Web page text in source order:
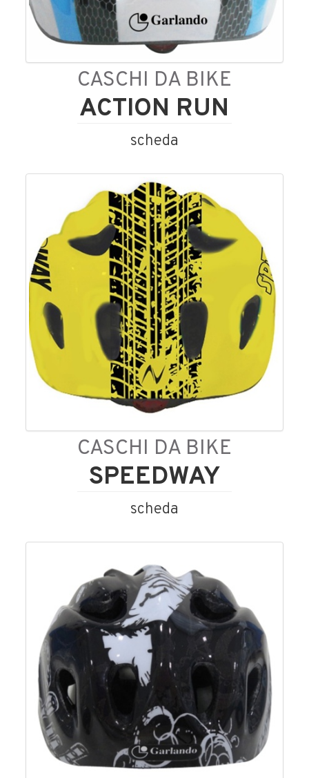
CASCHI DA BIKE
ACTION RUN
scheda
CASCHI DA BIKE
SPEEDWAY
scheda